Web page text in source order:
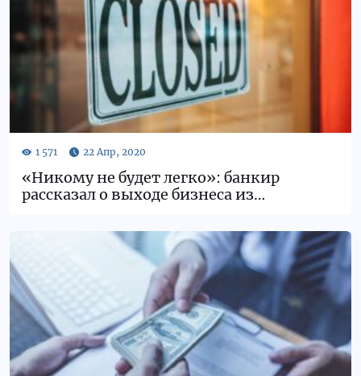
«Никому не будет легко»: банкир
рассказал о выходе бизнеса из